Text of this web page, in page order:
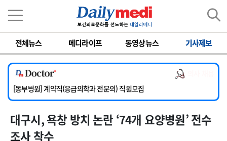
전체뉴스 메디라이프 동영상뉴스 기사제보
[서울아산병원] 2026년 하반기 인턴 모집
[영남대학교의료원] 마취통증의학과 임기제 임상의사 채용
[충남대학교병원] 소아청소년과(소아응급전담) 계약직 의사 공개채용
[동부병원] 계약직(응급의학과 전문의) 직원모집
[이대목동병원] 하반기 전공의(레지던트1년차) 모집
[서울아산병원] 2026년 하반기 인턴 모집
[영남대학교의료원] 마취통증의학과 임기제 임상의사 채용
대구시, 욕창 방치 논란 ‘74개 요양병원’ 전수
조사 착수